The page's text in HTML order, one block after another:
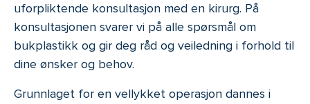
uforpliktende konsultasjon med en kirurg. På
konsultasjonen svarer vi på alle spørsmål om
bukplastikk og gir deg råd og veiledning i forhold til
dine ønsker og behov.
Grunnlaget for en vellykket operasjon dannes i